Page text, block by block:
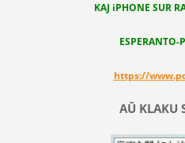
KAJ iPHONE SUR
ESPERANTO-
https://
AŬ KLAKU